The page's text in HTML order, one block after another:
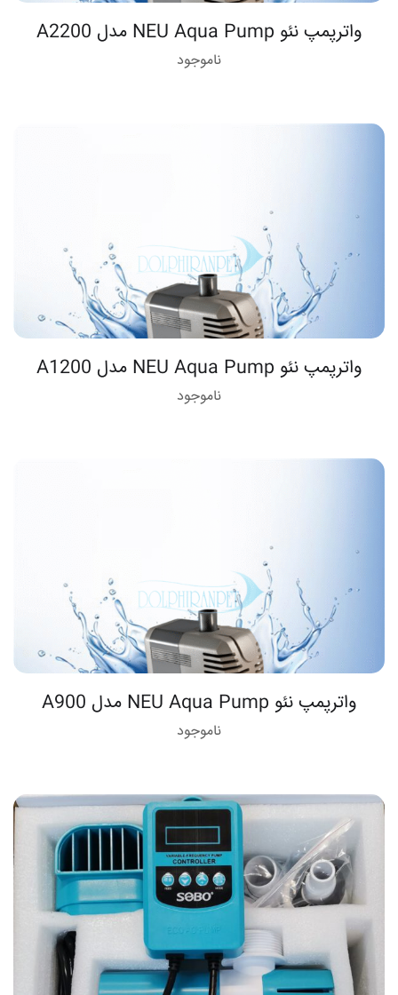
واترپمپ نئو NEU Aqua Pump مدل A2200
ناموجود
واترپمپ نئو NEU Aqua Pump مدل A1200
ناموجود
واترپمپ نئو NEU Aqua Pump مدل A900
ناموجود